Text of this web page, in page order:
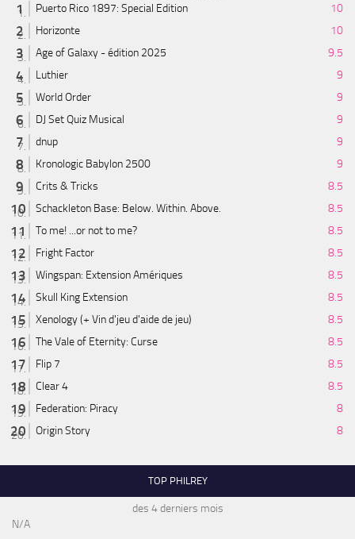
Puerto Rico 1897: Special Edition
10
Horizonte
10
Age of Galaxy - édition 2025
9.5
Luthier
9
World Order
9
DJ Set Quiz Musical
9
dnup
9
Kronologic Babylon 2500
9
Crits & Tricks
8.5
Schackleton Base: Below. Within. Above.
8.5
To me! ...or not to me?
8.5
Fright Factor
8.5
Wingspan: Extension Amériques
8.5
Skull King Extension
8.5
Xenology (+ Vin d'jeu d'aide de jeu)
8.5
The Vale of Eternity: Curse
8.5
Flip 7
8.5
Clear 4
8.5
Federation: Piracy
8
Origin Story
8
TOP PHILREY
des 4 derniers mois
N/A